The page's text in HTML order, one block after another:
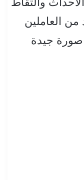
من العاملين
صورة جيدة